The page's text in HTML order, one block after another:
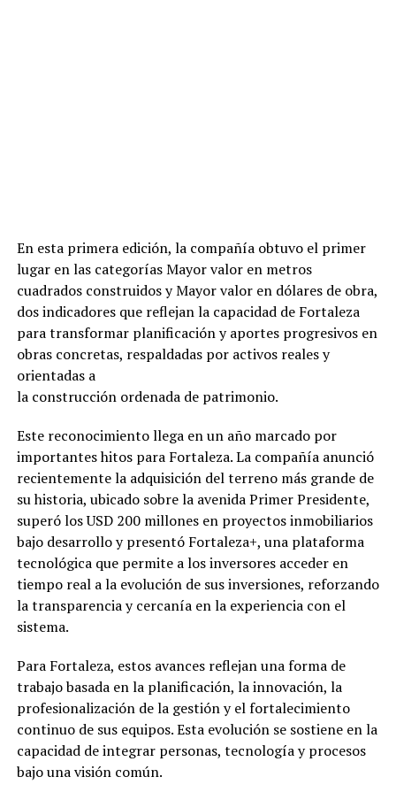
En esta primera edición, la compañía obtuvo el primer
lugar en las categorías Mayor valor en metros
cuadrados construidos y Mayor valor en dólares de obra,
dos indicadores que reflejan la capacidad de Fortaleza
para transformar planificación y aportes progresivos en
obras concretas, respaldadas por activos reales y
orientadas a
la construcción ordenada de patrimonio.
Este reconocimiento llega en un año marcado por
importantes hitos para Fortaleza. La compañía anunció
recientemente la adquisición del terreno más grande de
su historia, ubicado sobre la avenida Primer Presidente,
superó los USD 200 millones en proyectos inmobiliarios
bajo desarrollo y presentó Fortaleza+, una plataforma
tecnológica que permite a los inversores acceder en
tiempo real a la evolución de sus inversiones, reforzando
la transparencia y cercanía en la experiencia con el
sistema.
Para Fortaleza, estos avances reflejan una forma de
trabajo basada en la planificación, la innovación, la
profesionalización de la gestión y el fortalecimiento
continuo de sus equipos. Esta evolución se sostiene en la
capacidad de integrar personas, tecnología y procesos
bajo una visión común.